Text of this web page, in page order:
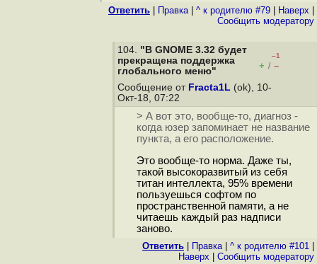
Ответить Правка| ^ к родителю #79 Наверх
Cообщить модератору
104. "В GNOME 3.32 будет
прекращена поддержка
глобального меню"
–1
+ / –
Сообщение от Fracta1L (ok), 10-
Окт-18, 07:22
> А вот это, вообще-то, диагноз -
когда юзер запоминает не название
пункта, а его расположение.
Это вообще-то норма. Даже ты,
такой высокоразвитый из себя
титан интеллекта, 95% времени
пользуешься софтом по
пространственной памяти, а не
читаешь каждый раз надписи
заново.
Ответить Правка| ^ к родителю #101
Наверх
Cообщить модератору